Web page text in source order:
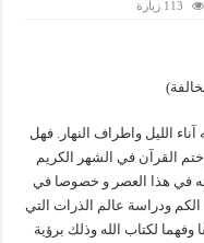
113 زيارة
الليل واطراف النهار. فهل
القرآن في الشهر الكريم
في هذا العصر و خصوصا في
الكم ودراسة عالم الذرات التي
وفهما لكتاب الله وذلك برؤية